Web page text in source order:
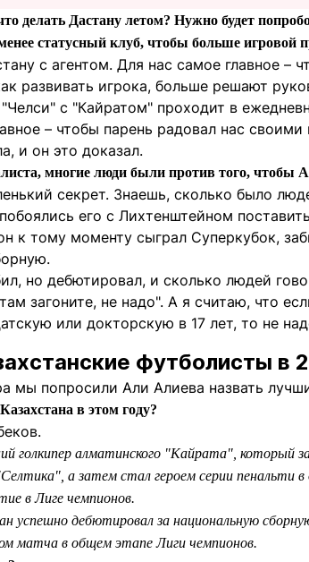
делать Дастану летом? Нужно будет
статусный клуб, чтобы больше игровой
с агентом. Для нас самое главное –
развивать игрока, больше решают
с "Кайратом" проходит в
– чтобы парень радовал нас
и он это доказал.
многие люди были против того, чтобы
секрет. Знаешь, сколько было
его с Лихтенштейном
к тому моменту сыграл Суперкубок,
но дебютировал, и сколько людей
загоните, не надо". А я считаю, что
или докторскую в 17 лет, то не
футболисты в
мы попросили Али Алиева назвать
в этом году?
голкипер алматинского "Кайрата", который
а затем стал героем серии пенальти
в Лиге чемпионов.
успешно дебютировал за национальную
матча в общем этапе Лиги чемпионов.